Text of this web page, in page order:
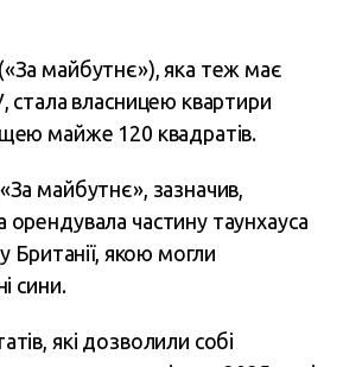
(«За майбутнє»), яка теж має
стала власницею квартири
майже 120 квадратів.
майбутнє», зазначив,
частину таунхауса
Британії, якою могли
сини.
які дозволили собі